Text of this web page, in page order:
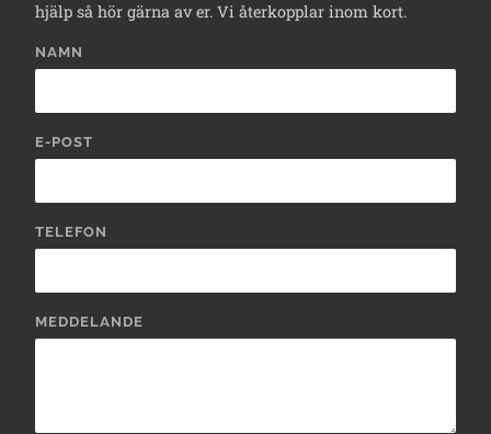
hjälp så hör gärna av er. Vi återkopplar inom kort.
NAMN
E-POST
TELEFON
MEDDELANDE